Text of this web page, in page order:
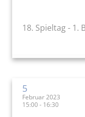
18. Spieltag - 1.
5
Februar 2023
15:00 - 16:30